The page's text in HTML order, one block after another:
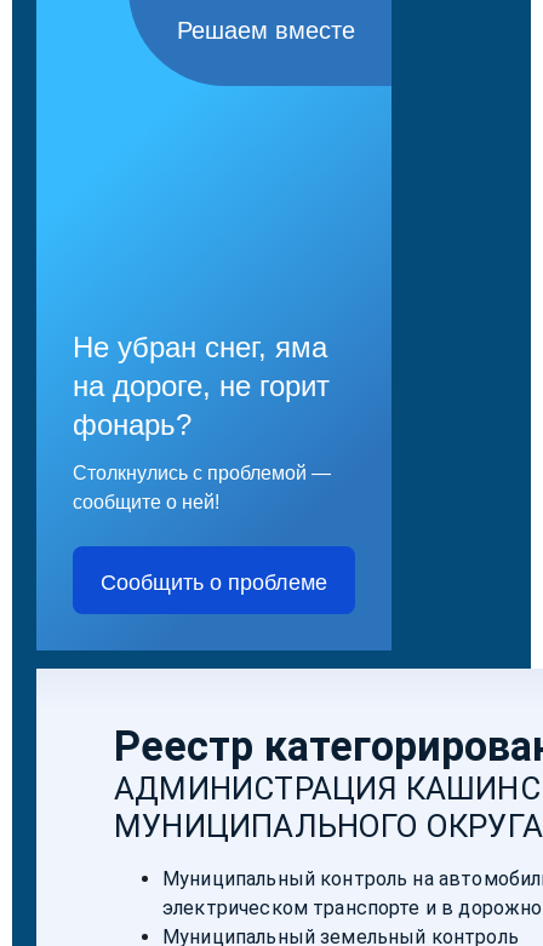
Решаем вместе
Не убран снег, яма
на дороге, не горит
фонарь?
Столкнулись с проблемой —
сообщите о ней!
Сообщить о проблеме